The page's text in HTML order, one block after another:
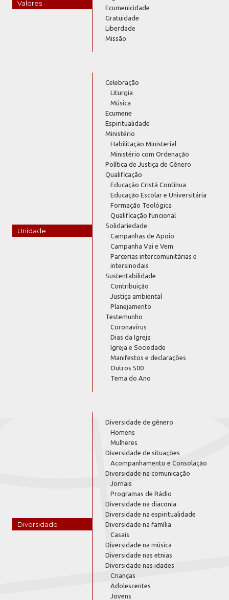
Valores
Ecumenicidade
Gratuidade
Liberdade
Missão
Unidade
Celebração
Liturgia
Música
Ecumene
Espiritualidade
Ministério
Habilitação Ministerial
Ministério com Ordenação
Política de Justiça de Gênero
Qualificação
Educação Cristã Contínua
Educação Escolar e Universitária
Formação Teológica
Qualificação funcional
Solidariedade
Campanhas de Apoio
Campanha Vai e Vem
Parcerias intercomunitárias e
intersinodais
Sustentabilidade
Contribuição
Justiça ambiental
Planejamento
Testemunho
Coronavírus
Dias da Igreja
Igreja e Sociedade
Manifestos e declarações
Outros 500
Tema do Ano
Diversidade
Diversidade de gênero
Homens
Mulheres
Diversidade de situações
Acompanhamento e Consolação
Diversidade na comunicação
Jornais
Programas de Rádio
Diversidade na diaconia
Diversidade na espiritualidade
Diversidade na família
Casais
Diversidade na música
Diversidade nas etnias
Diversidade nas idades
Crianças
Adolescentes
Jovens